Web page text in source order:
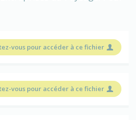
vous pour accéder à ce fichier
vous pour accéder à ce fichier